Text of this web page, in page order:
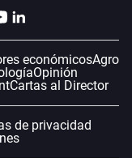
económicosAgro
Opinión
Cartas al Director
de privacidad